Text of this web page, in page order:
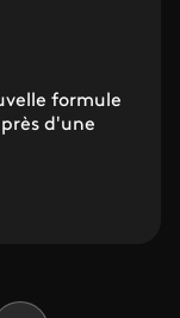
formule
d'une